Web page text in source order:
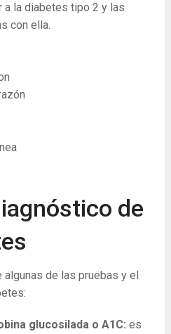
a la diabetes tipo 2 y las
con ella.
de
algunas de las pruebas y el
glucosilada o A1C: es